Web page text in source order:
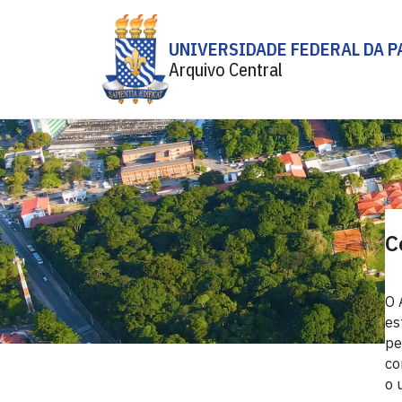
UNIVERSIDADE FEDERAL DA
Arquivo Central
O
o